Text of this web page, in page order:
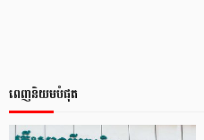
ពេញនិយមបំផុត